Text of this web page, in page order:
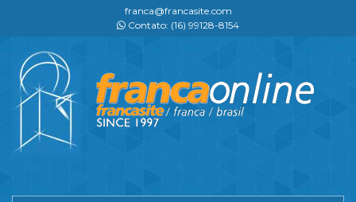
franca@francasite.com
Contato: (16) 99128-8154